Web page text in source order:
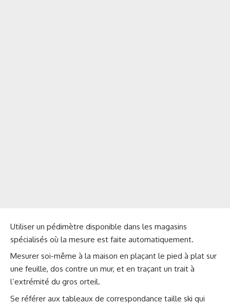
Utiliser un pédimètre disponible dans les magasins
spécialisés où la mesure est faite automatiquement.
Mesurer soi-même à la maison en plaçant le pied à plat sur
une feuille, dos contre un mur, et en traçant un trait à
l’extrémité du gros orteil.
Se référer aux tableaux de correspondance taille ski qui